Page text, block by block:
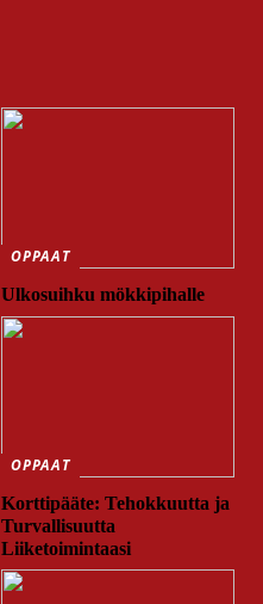
OPPAAT
Ulkosuihku mökkipihalle
OPPAAT
Korttipääte: Tehokkuutta ja
Turvallisuutta
Liiketoimintaasi